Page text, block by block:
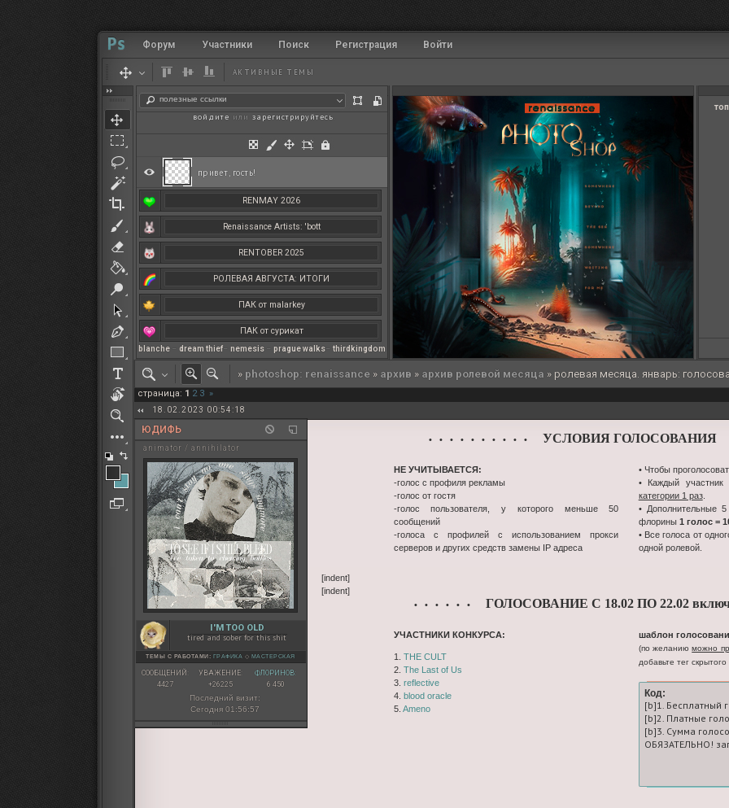
RENMAY 2026
Renaissance Artists: 'bott
RENTOBER 2025
РОЛЕВАЯ АВГУСТА: ИТОГИ
ПАК от malarkey
ПАК от сурикат
РЕНМАЙ
РОЛЕВАЯ МАРТА: ИТОГИ
полезные ссылки
blanche– dream thief– nemesis– prague walks– thirdkingdom
Форум Участники Поиск Регистрация Войти
АКТИВНЫЕ ТЕМЫ
привет, гость!
войдите или зарегистрируйтесь
» photoshop: renaissance » архив » архив ролевой месяца » ролевая месяца. январь:
страница: 1 2 3 »
18.02.2023 00:54:18
ЮДИФЬ
animator / annihilator
I'M TOO OLD
tired and sober for this shit
ТЕМЫ С РАБОТАМИ: ГРАФИКА ◇ МАСТЕРСКАЯ
СООБЩЕНИЙ:
4427
УВАЖЕНИЕ:
+26225
ФЛОРИНОВ:
6 450
Последний визит:
Сегодня 01:56:57
• • • • • • • • • • УСЛОВИЯ ГОЛОСОВАНИЯ
НЕ УЧИТЫВАЕТСЯ:
-голос с профиля рекламы
-голос от гостя
-голос пользователя, у которого меньше 50
сообщений
-голоса с профилей с использованием прокси
серверов и других средств замены IP адреса
• Чтобы
• Каждый участник
категории 1 раз.
• Дополнительные
флорины 1 голос =
• Все голоса от
одной ролевой.
[indent]
[indent]
• • • • • •
ГОЛОСОВАНИЕ С 18.02 ПО 22.02
УЧАСТНИКИ КОНКУРСА:
1. THE CULT
2. The Last of Us
3. reflective
4. blood oracle
5. Ameno
шаблон
(по желаниюможно
добавьте тег скрытого
Код:
[b]1. Бесплатный
[b]2. Платные
[b]3. Сумма
ОБЯЗАТЕЛЬНО!